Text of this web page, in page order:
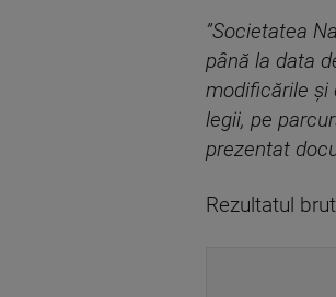
”Societatea
până la data
modificările şi
legii, pe
prezentat
Rezultatul